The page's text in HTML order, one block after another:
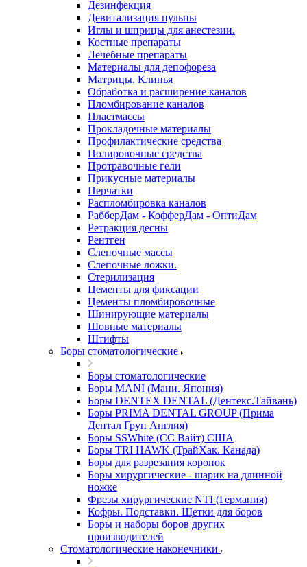
Дезинфекция
Девитализация пульпы
Иглы и шприцы для анестезии.
Костные препараты
Лечебные препараты
Материалы для депофореза
Матрицы. Клинья
Обработка и расширение каналов
Пломбирование каналов
Пластмассы
Прокладочные материалы
Профилактические средства
Полировочные средства
Протравочные гели
Прикусные материалы
Перчатки
Распломбировка каналов
РабберДам - КофферДам - ОптиДам
Ретракция десны
Рентген
Слепочные массы
Слепочные ложки.
Стерилизация
Цементы для фиксации
Цементы пломбировочные
Шинирующие материалы
Шовные материалы
Штифты
Боры стоматологические
Боры стоматологические
Боры MANI (Мани. Япония)
Боры DENTEX DENTAL (Дентекс.Тайвань)
Боры PRIMA DENTAL GROUP (Прима
Дентал Груп Англия)
Боры SSWhite (СС Вайт) США
Боры TRI HAWK (ТрайХак. Канада)
Боры для разрезания коронок
Боры хирургические - шарик на длинной
ножке
Фрезы хирургические NTI (Германия)
Кофры. Подставки. Щетки для боров
Боры и наборы боров других
производителей
Стоматологические наконечники